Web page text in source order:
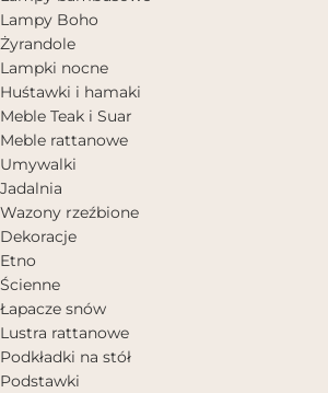
Lampy Boho
Żyrandole
Lampki nocne
Huśtawki i hamaki
Meble Teak i Suar
Meble rattanowe
Umywalki
Jadalnia
Wazony rzeźbione
Dekoracje
Etno
Ścienne
Łapacze snów
Lustra rattanowe
Podkładki na stół
Podstawki